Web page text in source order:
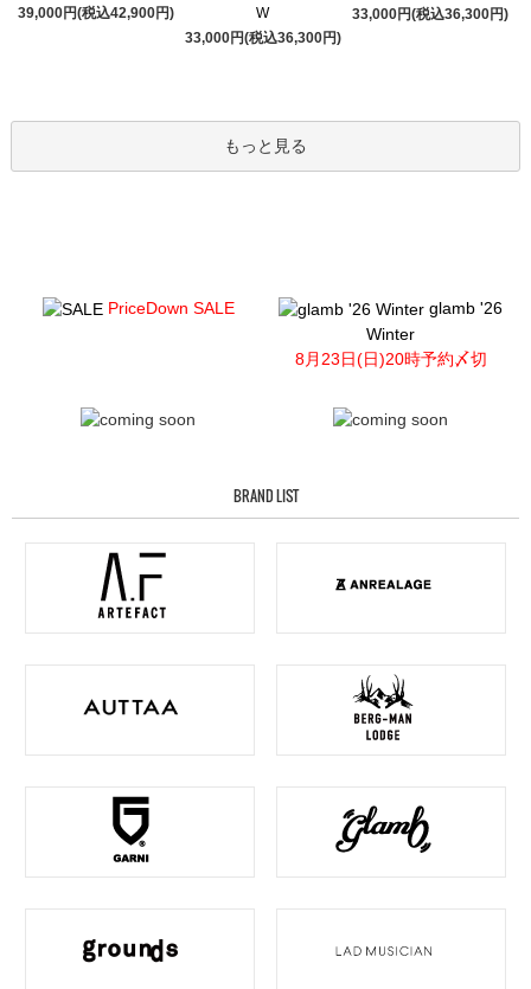
39,000円(税込42,900円)
W
33,000円(税込36,300円)
33,000円(税込36,300円)
もっと見る
PriceDown SALE
glamb '26
Winter
8月23日(日)20時予約〆切
BRAND LIST